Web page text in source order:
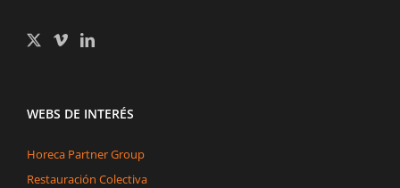
WEBS DE INTERÉS
Horeca Partner Group
Restauración Colectiva